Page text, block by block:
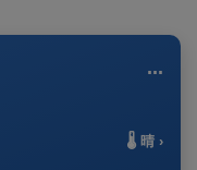
...
🌡️ 晴 ›